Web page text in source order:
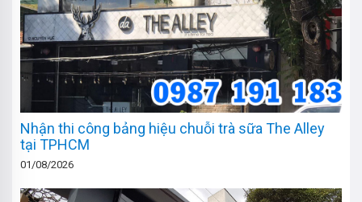
Nhận thi công bảng hiệu chuỗi trà sữa The Alley
tại TPHCM
01/08/2026